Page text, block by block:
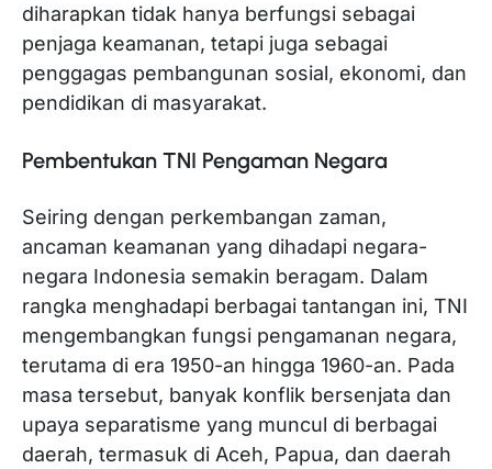
diharapkan tidak hanya berfungsi sebagai
penjaga keamanan, tetapi juga sebagai
penggagas pembangunan sosial, ekonomi, dan
pendidikan di masyarakat.
Pembentukan TNI Pengaman Negara
Seiring dengan perkembangan zaman,
ancaman keamanan yang dihadapi negara-
negara Indonesia semakin beragam. Dalam
rangka menghadapi berbagai tantangan ini, TNI
mengembangkan fungsi pengamanan negara,
terutama di era 1950-an hingga 1960-an. Pada
masa tersebut, banyak konflik bersenjata dan
upaya separatisme yang muncul di berbagai
daerah, termasuk di Aceh, Papua, dan daerah